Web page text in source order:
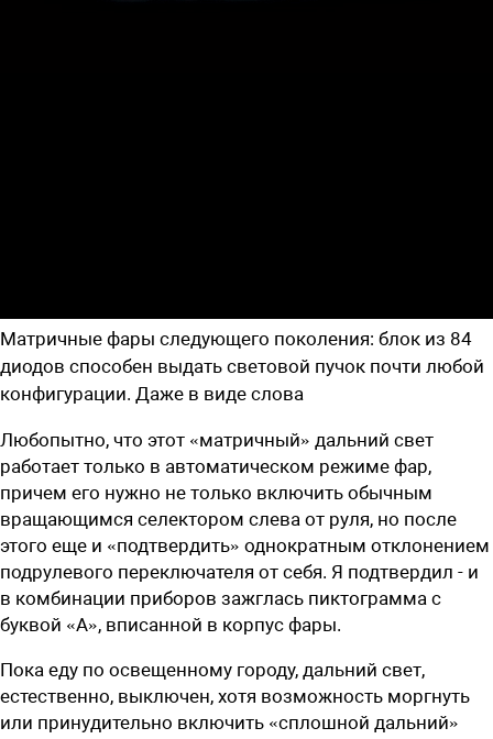
Матричные фары следующего поколения: блок из 84
диодов способен выдать световой пучок почти любой
конфигурации. Даже в виде слова
Любопытно, что этот «матричный» дальний свет
работает только в автоматическом режиме фар,
причем его нужно не только включить обычным
вращающимся селектором слева от руля, но после
этого еще и «подтвердить» однократным отклонением
подрулевого переключателя от себя. Я подтвердил - и
в комбинации приборов зажглась пиктограмма с
буквой «А», вписанной в корпус фары.
Пока еду по освещенному городу, дальний свет,
естественно, выключен, хотя возможность моргнуть
или принудительно включить «сплошной дальний»